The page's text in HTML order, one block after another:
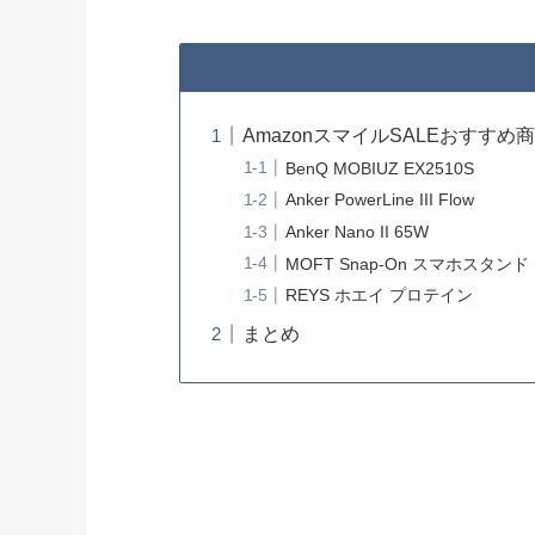
AmazonスマイルSALEおすすめ
BenQ MOBIUZ EX2510S
Anker PowerLine III Flow
Anker Nano II 65W
MOFT Snap-On スマホスタンド
REYS ホエイ プロテイン
まとめ